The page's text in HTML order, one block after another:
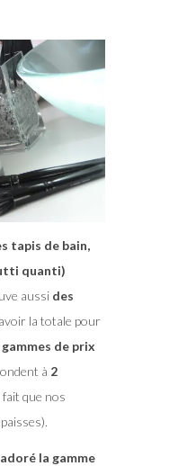
tapis de bain,
quanti)
aussi des
la totale pour
gammes de prix
à 2
fait que nos
adoré la gamme